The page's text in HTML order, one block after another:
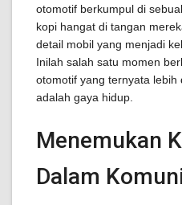
otomotif berkumpul di
kopi hangat di tangan
detail mobil yang menjadi
Inilah salah satu momen
otomotif yang ternyata lebih
adalah gaya hidup.
Menemukan
Dalam